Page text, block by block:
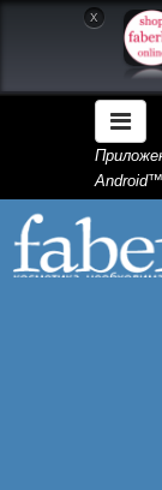
X
Android™